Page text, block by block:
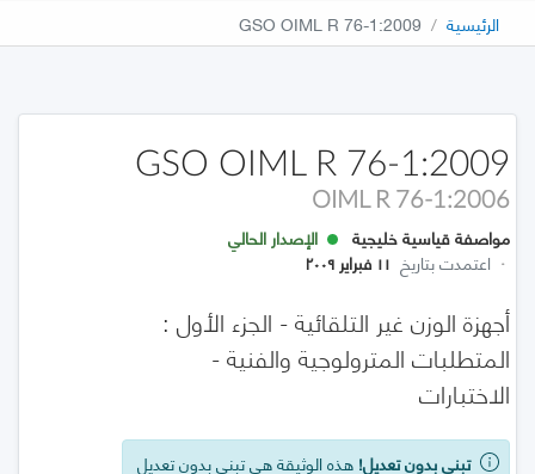
الرئيسية GSO OIML R 76-1:2009
GSO OIML R 76-1:2009
OIML R 76-1:2006
مواصفة قياسية خليجية
الإصدار الحالي
· اعتمدت بتاريخ ١١ فبراير ٢٠٠٩
أجهزة الوزن غير التلقائية - الجزء الأول :
المتطلبات المترولوجية والفنية -
الاختبارات
تبني بدون تعديل! هذه الوثيقة هي تبني بدون تعديل